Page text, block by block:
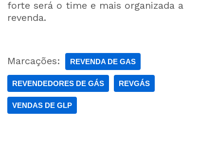
forte será o time e mais organizada a
revenda.
Marcações: REVENDA DE GAS
REVENDEDORES DE GÁS REVGÁS
VENDAS DE GLP